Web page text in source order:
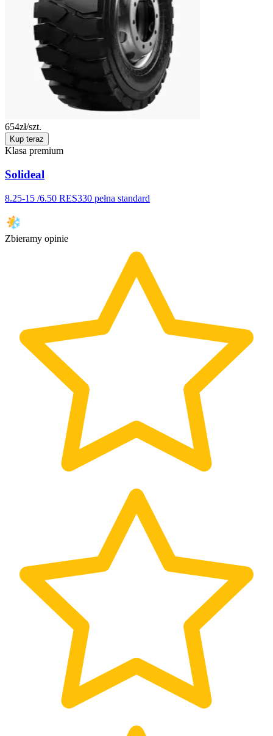
654zł/szt.
Kup teraz
Klasa premium
Solideal
8.25-15 /6.50 RES330 pełna standard
Zbieramy opinie